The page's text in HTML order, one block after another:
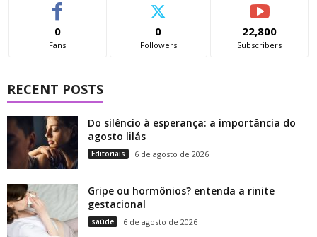
0
Fans
0
Followers
22,800
Subscribers
RECENT POSTS
Do silêncio à esperança: a importância do
agosto lilás
Editoriais 6 de agosto de 2026
Gripe ou hormônios? entenda a rinite
gestacional
saúde 6 de agosto de 2026